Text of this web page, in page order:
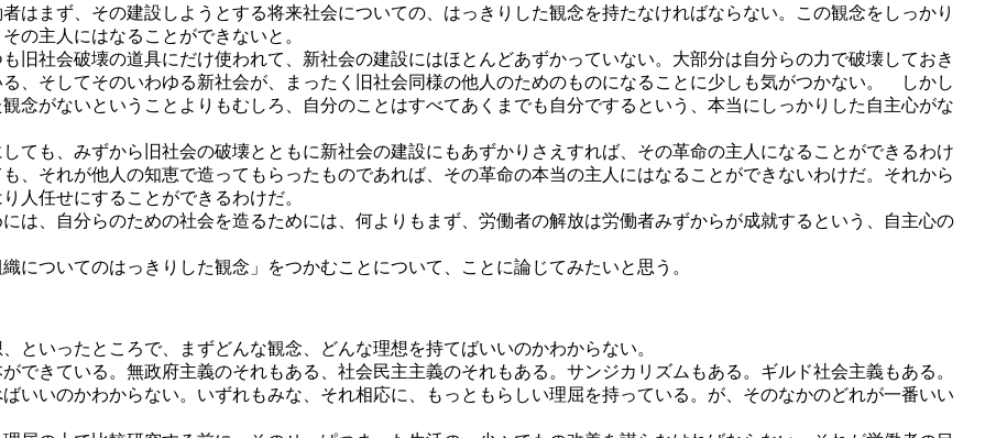
はまず、その建設しようとする将来社会についての、はっきりした観念を持たなければならない。この観念をしっかり
の主人にはなることができないと。
旧社会破壊の道具にだけ使われて、新社会の建設にはほとんどあずかっていない。大部分は自分らの力で破壊しておき
、そしてそのいわゆる新社会が、まったく旧社会同様の他人のためのものになることに少しも気がつかない。 しかし
念がないということよりもむしろ、自分のことはすべてあくまでも自分でするという、本当にしっかりした自主心がな
ても、みずから旧社会の破壊とともに新社会の建設にもあずかりさえすれば、その革命の主人になることができるわけ
、それが他人の知恵で造ってもらったものであれば、その革命の本当の主人にはなることができないわけだ。それから
人任せにすることができるわけだ。
は、自分らのための社会を造るためには、何よりもまず、労働者の解放は労働者みずからが成就するという、自主心の
ついてのはっきりした観念」をつかむことについて、ことに論じてみたいと思う。
いったところで、まずどんな観念、どんな理想を持てばいいのかわからない。
きている。無政府主義のそれもある、社会民主主義のそれもある。サンジカリズムもある。ギルド社会主義もある。
いいのかわからない。いずれもみな、それ相応に、もっともらしい理屈を持っている。が、そのなかのどれが一番いい